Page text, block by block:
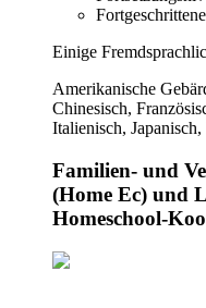
Einige
Amerikanische
Chinesisch,
Italienisch,
Familien- und
(Home Ec) und
Homeschool-